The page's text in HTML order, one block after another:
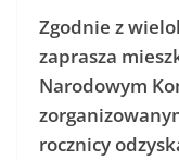
Zgodnie z
zaprasza
Narodowym
rocznicy